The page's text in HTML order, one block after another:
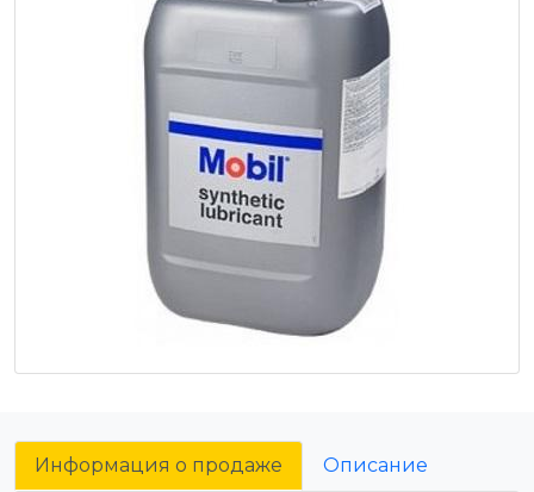
Информация о продаже Описание